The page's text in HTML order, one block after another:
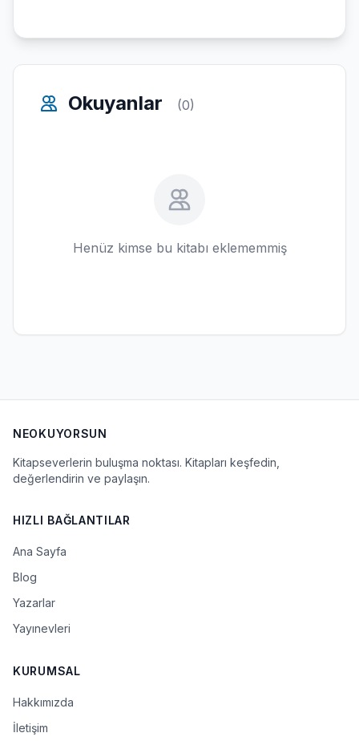
Okuyanlar (0)
Henüz kimse bu kitabı eklememmiş
NEOKUYORSUN
Kitapseverlerin buluşma noktası. Kitapları keşfedin,
değerlendirin ve paylaşın.
HIZLI BAĞLANTILAR
Ana Sayfa
Blog
Yazarlar
Yayınevleri
KURUMSAL
Hakkımızda
İletişim